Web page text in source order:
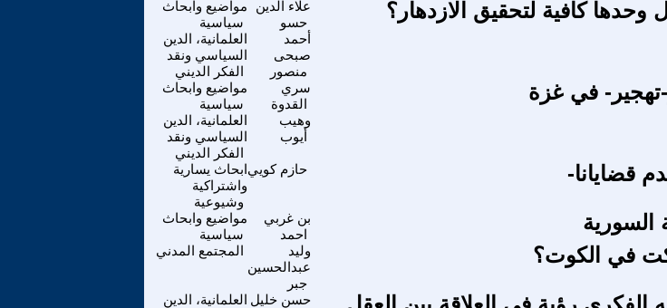
مواضيع وابحاث
سياسية
علاء الدين
حسو
وحدها كافية لتحقيق الازدهار؟
العلمانية، الدين
السياسي ونقد
الفكر الديني
أحمد
صبحى
منصور
مواضيع وابحاث
سياسية
سري
القدوة
في غزة
العلمانية، الدين
السياسي ونقد
الفكر الديني
وهيب
أيوب
ابحاث يسارية
واشتراكية
وشيوعية
حازم كويي قضايانا-
مواضيع وابحاث
سياسية
بن غربي
احمد
السورية
المجتمع المدني
وليد
عبدالحسين
جبر
في الكوت؟
العلمانية، الدين حسن خليل